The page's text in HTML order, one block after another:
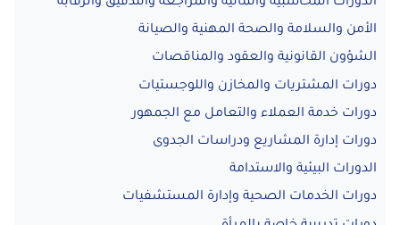
الأمن والسلامة والصحة المهنية والصيانة
الشؤون القانونية والعقود والمناقصات
دورات المشتريات والمخازن واللوجستيات
دورات خدمة العملاء والتعامل مع الجمهور
دورات إدارة المشاريع ودراسات الجدوى
الدورات البيئية والاستدامة
دورات الخدمات الصحية وإدارة المستشفيات